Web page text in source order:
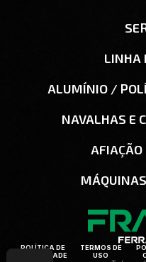
LINHA
ALUMÍNIO /
NAVALHAS E
POLÍTICA DE
PRIVACIDADE
TERMOS DE
USO